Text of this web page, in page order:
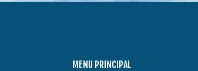
MENU PRINCIPAL